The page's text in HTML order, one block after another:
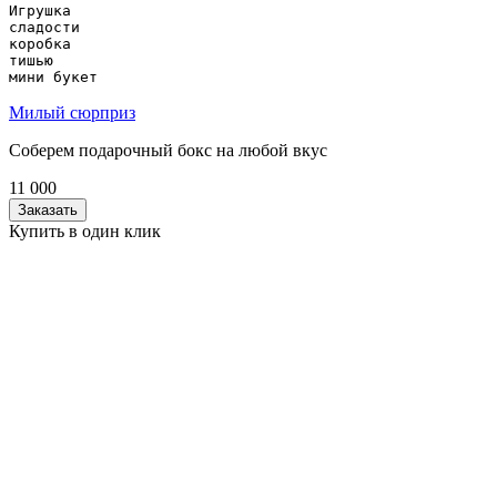
Игрушка
сладости
коробка
тишью
мини букет
Милый сюрприз
Соберем подарочный бокс на любой вкус
11 000
Заказать
Купить в один клик